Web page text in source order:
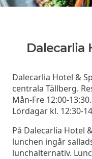
Dalecarlia
Dalecarlia Hotel &
centrala Tällberg.
Mån-Fre 12:00-
Lördagar kl. 12:30-
På Dalecarlia Hotel
lunchen ingår
lunchalternativ.